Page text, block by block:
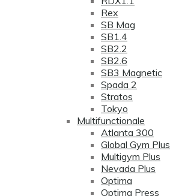
Rex
SB Mag
SB1.4
SB2.2
SB2.6
SB3 Magnetic
Spada 2
Stratos
Tokyo
Multifunctionale
Atlanta 300
Global Gym Plus
Multigym Plus
Nevada Plus
Optima
Optima Press